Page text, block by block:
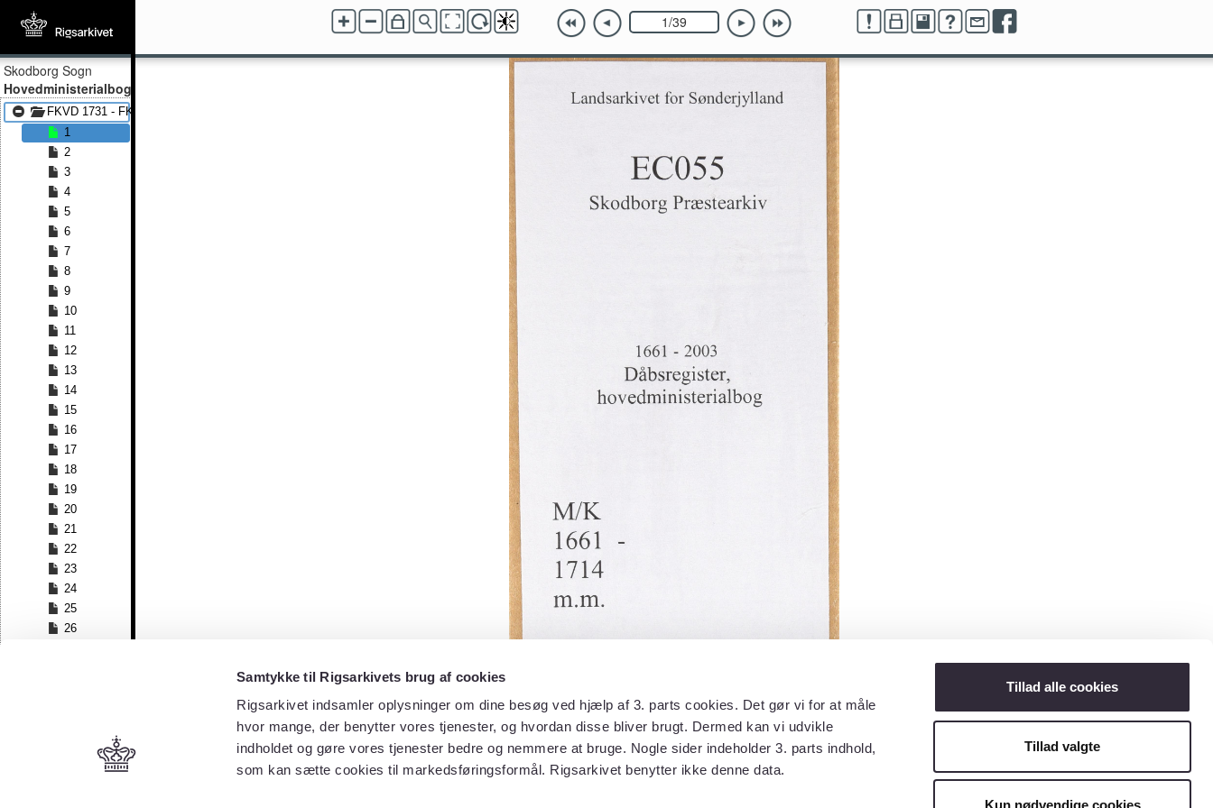
Samtykke til Rigsarkivets brug af cookies
Rigsarkivet indsamler oplysninger om dine besøg ved hjælp af 3. parts cookies. Det gør vi for at måle
hvor mange, der benytter vores tjenester, og hvordan disse bliver brugt. Dermed kan vi udvikle
indholdet og gøre vores tjenester bedre og nemmere at bruge. Nogle sider indeholder 3. parts indhold,
som kan sætte cookies til markedsføringsformål. Rigsarkivet benytter ikke denne data.
Tillad alle cookies
Tillad valgte
Kun nødvendige cookies
Skodborg Sogn
Hovedministerialbog
FKVD 1731 - FKVD 1763
1
2
3
4
5
6
7
8
9
10
11
12
13
14
15
16
17
18
19
20
21
22
23
24
25
26